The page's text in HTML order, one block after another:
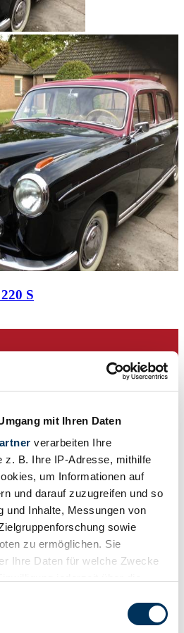
mit Ihren Daten
verarbeiten Ihre
z. B. Ihre IP-Adresse, mithilfe
um Informationen auf
und darauf zuzugreifen und so
und Inhalte, Messungen von
sowie
zu ermöglichen. Sie
Ihre Daten für welche Zwecke
widerrufen
S